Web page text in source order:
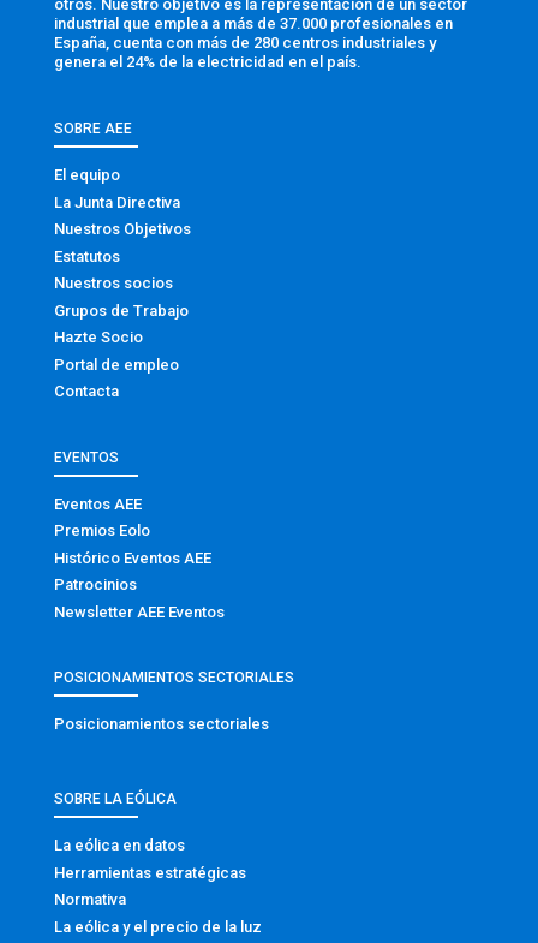
otros. Nuestro objetivo es la representación de un sector
industrial que emplea a más de 37.000 profesionales en
España, cuenta con más de 280 centros industriales y
genera el 24% de la electricidad en el país.
SOBRE AEE
El equipo
La Junta Directiva
Nuestros Objetivos
Estatutos
Nuestros socios
Grupos de Trabajo
Hazte Socio
Portal de empleo
Contacta
EVENTOS
Eventos AEE
Premios Eolo
Histórico Eventos AEE
Patrocinios
Newsletter AEE Eventos
POSICIONAMIENTOS SECTORIALES
Posicionamientos sectoriales
SOBRE LA EÓLICA
La eólica en datos
Herramientas estratégicas
Normativa
La eólica y el precio de la luz